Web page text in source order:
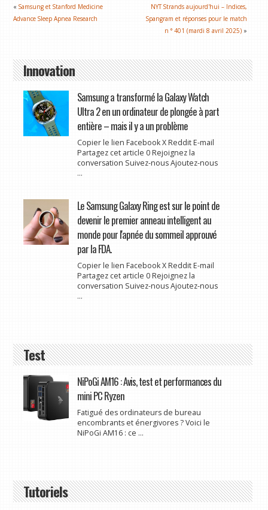
«Samsung et Stanford Medicine
Advance Sleep Apnea Research
NYT Strands aujourd'hui – Indices,
Spangram et réponses pour le match
n ° 401 (mardi 8 avril 2025) »
Innovation
Samsung a transformé la Galaxy Watch
Ultra 2 en un ordinateur de plongée à part
entière – mais il y a un problème
Copier le lien Facebook X Reddit E-mail
Partagez cet article 0 Rejoignez la
conversation Suivez-nous Ajoutez-nous
...
Le Samsung Galaxy Ring est sur le point de
devenir le premier anneau intelligent au
monde pour l'apnée du sommeil approuvé
par la FDA.
Copier le lien Facebook X Reddit E-mail
Partagez cet article 0 Rejoignez la
conversation Suivez-nous Ajoutez-nous
...
Test
NiPoGi AM16 : Avis, test et performances du
mini PC Ryzen
Fatigué des ordinateurs de bureau
encombrants et énergivores ? Voici le
NiPoGi AM16 : ce ...
Tutoriels